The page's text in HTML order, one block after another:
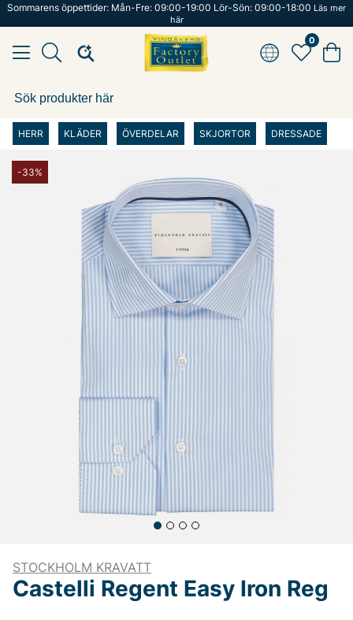
Sommarens öppettider: Mån-Fre: 09:00-19:00 Lör-Sön: 09:00-18:00 Läs mer
här
0
HERR KLÄDER ÖVERDELAR SKJORTOR DRESSADE
-33%
STOCKHOLM KRAVATT
Castelli Regent Easy Iron Reg